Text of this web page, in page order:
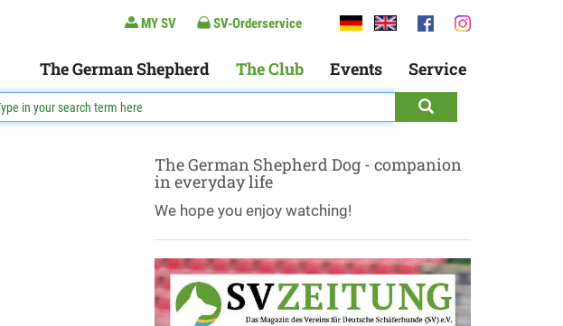
MY SV SV-Orderservice
The German Shepherd The Club Events Service
The German Shepherd Dog - companion
in everyday life
We hope you enjoy watching!